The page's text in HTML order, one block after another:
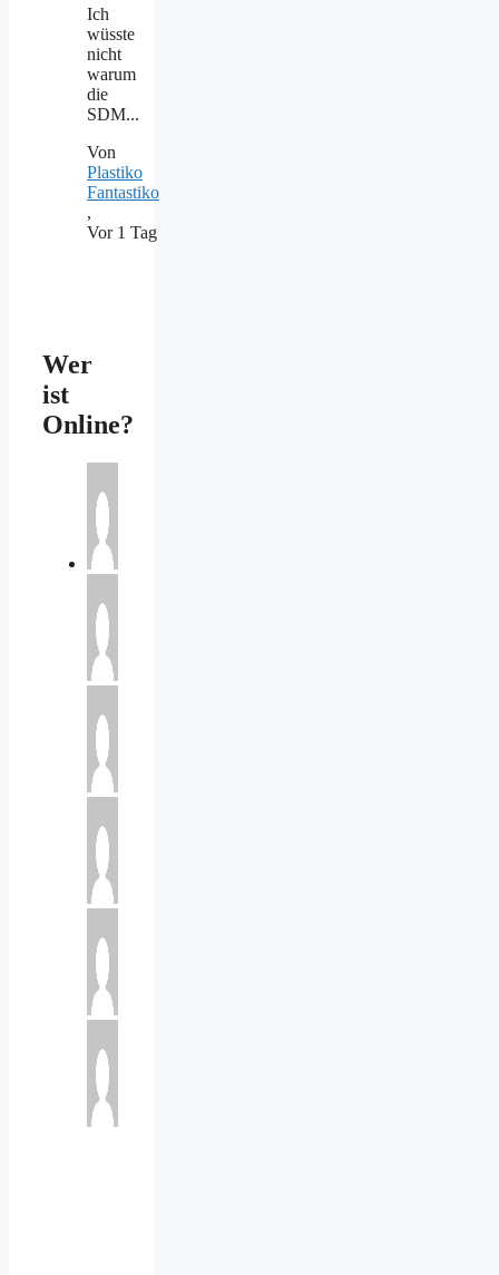
Ich
wüsste
nicht
warum
die
SDM...
Von
Plastiko
Fantastiko
,
Vor 1 Tag
Wer
ist
Online?